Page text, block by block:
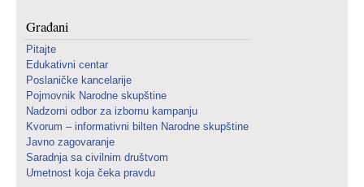
Građani
Pitajte
Edukativni centar
Poslaničke kancelarije
Pojmovnik Narodne skupštine
Nadzorni odbor za izbornu kampanju
Kvorum – informativni bilten Narodne skupštine
Javno zagovaranje
Saradnja sa civilnim društvom
Umetnost koja čeka pravdu